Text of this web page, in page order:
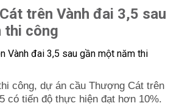
trên Vành đai 3,5 sau
thi công
công, dự án cầu Thượng Cát trên
có tiến độ thực hiện đạt hơn 10%.